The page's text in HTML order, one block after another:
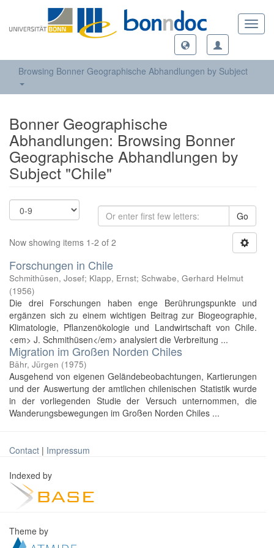
Browsing Bonner Geographische Abhandlungen by Subject
Bonner Geographische
Abhandlungen: Browsing Bonner
Geographische Abhandlungen by
Subject "Chile"
Go
Now showing items 1-2 of 2
Forschungen in Chile
Schmithüsen, Josef; Klapp, Ernst; Schwabe, Gerhard Helmut
(1956)
Die drei Forschungen haben enge Berührungspunkte und
ergänzen sich zu einem wichtigen Beitrag zur Biogeographie,
Klimatologie, Pflanzenökologie und Landwirtschaft von Chile.
<em> J. Schmithüsen</em> analysiert die Verbreitung ...
Migration im Großen Norden Chiles
Bähr, Jürgen (1975)
Ausgehend von eigenen Geländebeobachtungen, Kartierungen
und der Auswertung der amtlichen chilenischen Statistik wurde
in der vorliegenden Studie der Versuch unternommen, die
Wanderungsbewegungen im Großen Norden Chiles ...
Contact | Impressum
Indexed by
Theme by